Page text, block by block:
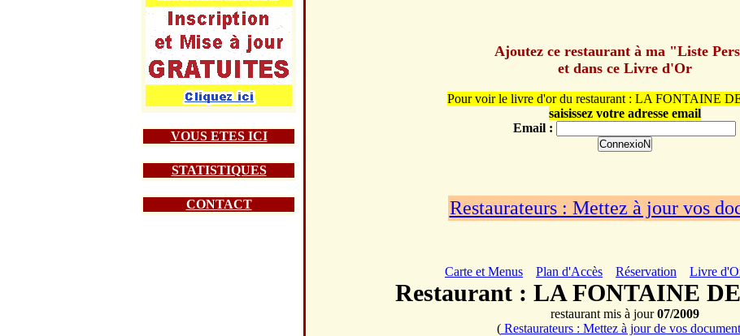
VOUS ETES ICI
STATISTIQUES
CONTACT
Ajoutez ce restaurant à ma "Liste
et dans ce Livre d'Or
Pour voir le livre d'or du restaurant : LA FONTAINE
saisissez votre adresse email
Email :
Restaurateurs : Mettez à jour vos
Carte et Menus Plan d'Accès Réservation Livre
Restaurant : LA FONTAINE
restaurant mis à jour07/2009
(Restaurateurs : Mettez à jour de vos